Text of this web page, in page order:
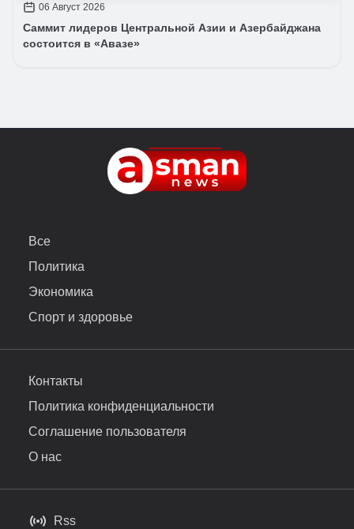
06 Август 2026
Саммит лидеров Центральной Азии и Азербайджана
состоится в «Авазе»
Все
Политика
Экономика
Спорт и здоровье
Контакты
Политика конфиденциальности
Соглашение пользователя
О нас
Rss